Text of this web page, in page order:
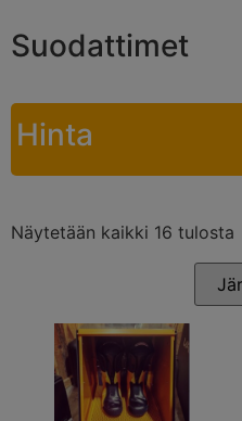
Suodattimet
Hinta
Näytetään kaikki 16 tulosta